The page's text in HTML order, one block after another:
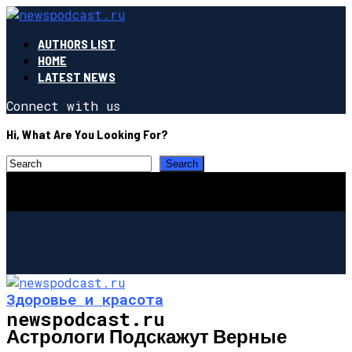
AUTHORS LIST
HOME
LATEST NEWS
Connect with us
Hi, What Are You Looking For?
newspodcast.ru
Здоровье и красота
Астрологи Подскажут Верные